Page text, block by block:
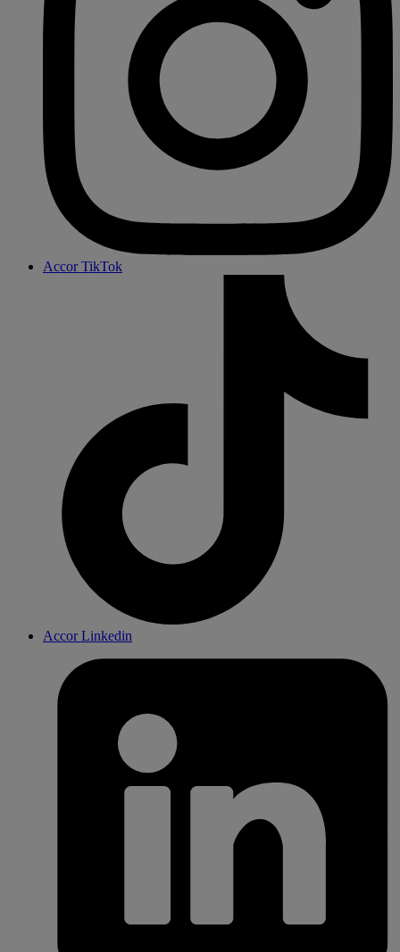
Accor TikTok
Accor Linkedin